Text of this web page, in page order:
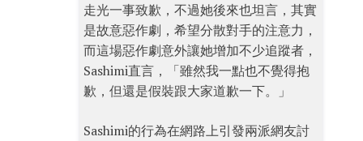
走光一事致歉，不過她後來也坦言，其實
是故意惡作劇，希望分散對手的注意力，
而這場惡作劇意外讓她增加不少追蹤者，
Sashimi直言，「雖然我一點也不覺得抱
歉，但還是假裝跟大家道歉一下。」
Sashimi的行為在網路上引發兩派網友討